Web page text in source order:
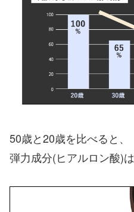
50歳と20歳を比べると、
弾力成分(ヒアルロン酸)は